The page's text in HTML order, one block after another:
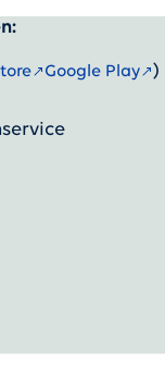
Google Play
)